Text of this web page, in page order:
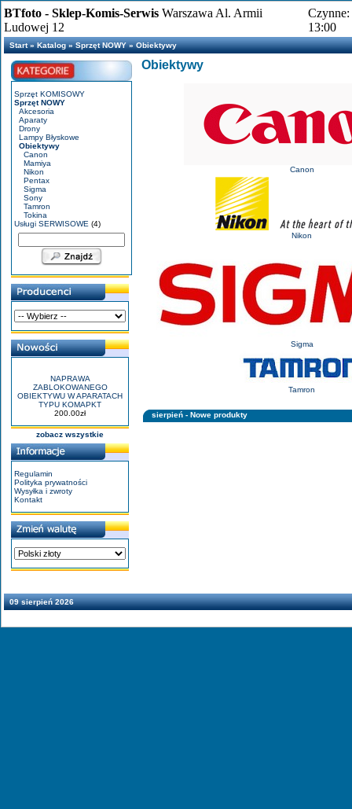
BTfoto - Sklep-Komis-Serwis Warszawa Al. Armii
Ludowej 12
13:00
Start»Katalog»Sprzęt NOWY»Obiektywy
Sprzęt KOMISOWY
Sprzęt NOWY
Akcesoria
Aparaty
Drony
Lampy Błyskowe
Obiektywy
Canon
Mamiya
Nikon
Pentax
Sigma
Sony
Tamron
Tokina
Usługi SERWISOWE (4)
NAPRAWA
ZABLOKOWANEGO
OBIEKTYWU W APARATACH
TYPU KOMAPKT
200.00zł
zobacz wszystkie
Regulamin
Polityka prywatności
Wysyłka i zwroty
Kontakt
Obiektywy
Canon
Nikon
Sigma
Tamron
sierpień - Nowe produkty
09 sierpień 2026